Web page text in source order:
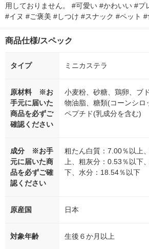
用しておりません。 #可愛い #かわいい #プ
#イヌ #ご褒美 #しつけ #スナック #ペット
商品仕様/スペック
タイプ ミニカステラ
原材料 ※お
手元に届いた
商品を必ずご
確認ください
小麦粉、砂糖、鶏卵、ブ
物油脂、糖類(コーンシロ
ペプチド(乳成分を含む)
成分 ※お手
元に届いた商
品を必ずご確
認ください
粗たん白質：7.00％以上
上、粗灰分：0.53％以下
下、水分：18.54％以下
原産国 日本
対象年齢 生後６か月以上